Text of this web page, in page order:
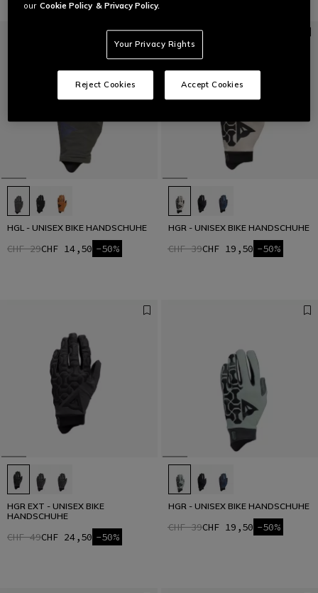
HGL - UNISEX BIKE HANDSCHUHE
CHF 29CHF 14,50 -50%
HGR - UNISEX BIKE HANDSCHUHE
CHF 39CHF 19,50 -50%
HGR EXT - UNISEX BIKE
HANDSCHUHE
CHF 49CHF 24,50 -50%
HGR - UNISEX BIKE HANDSCHUHE
CHF 39CHF 19,50 -50%
our Cookie Policy & Privacy Policy.
Your Privacy Rights
Reject Cookies Accept Cookies